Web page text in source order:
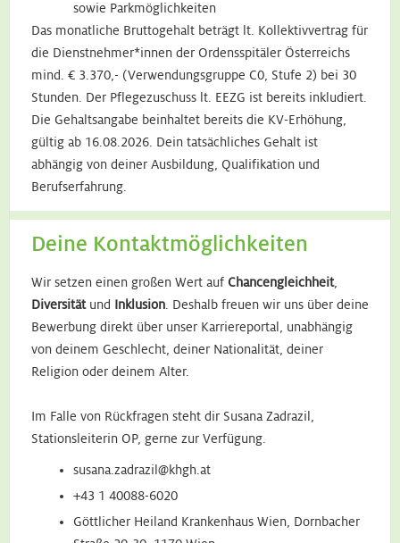
sowie Parkmöglichkeiten
Das monatliche Bruttogehalt beträgt lt. Kollektivvertrag für
die Dienstnehmer*innen der Ordensspitäler Österreichs
mind. € 3.370,- (Verwendungsgruppe C0, Stufe 2) bei 30
Stunden. Der Pflegezuschuss lt. EEZG ist bereits inkludiert.
Die Gehaltsangabe beinhaltet bereits die KV-Erhöhung,
gültig ab 16.08.2026. Dein tatsächliches Gehalt ist
abhängig von deiner Ausbildung, Qualifikation und
Berufserfahrung.
Deine Kontaktmöglichkeiten
Wir setzen einen großen Wert auf Chancengleichheit,
Diversitätund Inklusion. Deshalb freuen wir uns über deine
Bewerbung direkt über unser Karriereportal, unabhängig
von deinem Geschlecht, deiner Nationalität, deiner
Religion oder deinem Alter.
Im Falle von Rückfragen steht dir Susana Zadrazil,
Stationsleiterin OP, gerne zur Verfügung.
susana.zadrazil@khgh.at
+43 1 40088-6020
Göttlicher Heiland Krankenhaus Wien, Dornbacher